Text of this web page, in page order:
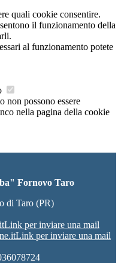
quali cookie consentire.
il funzionamento della
al funzionamento potete
non possono essere
nella pagina della cookie
Fornovo Taro
di Taro (PR)
Link per inviare una mail
Link per inviare una mail